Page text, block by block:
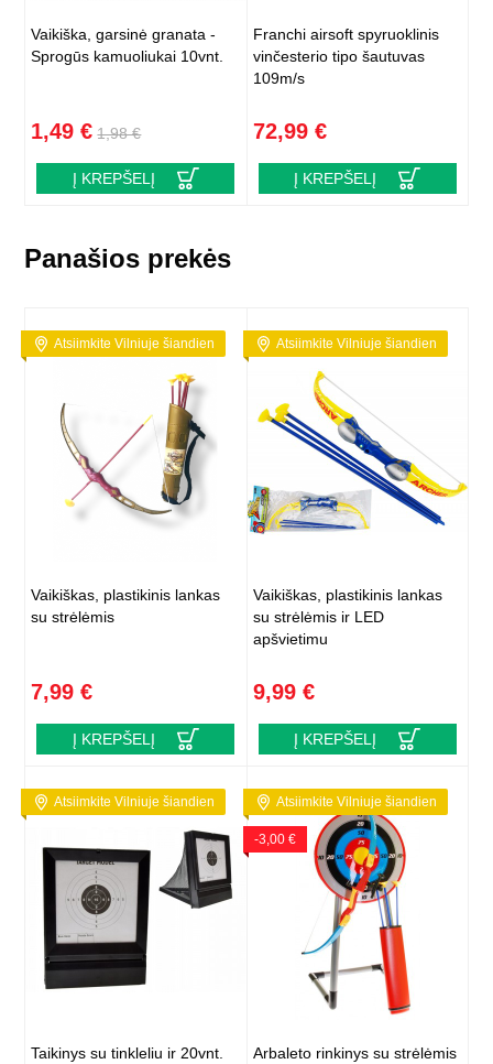
Vaikiška, garsinė granata -
Sprogūs kamuoliukai 10vnt.
1,49 € 1,98 €
Į KREPŠELĮ
Franchi airsoft spyruoklinis
vinčesterio tipo šautuvas
109m/s
72,99 €
Į KREPŠELĮ
Panašios prekės
Atsiimkite Vilniuje šiandien
Vaikiškas, plastikinis lankas
su strėlėmis
7,99 €
Į KREPŠELĮ
Atsiimkite Vilniuje šiandien
Vaikiškas, plastikinis lankas
su strėlėmis ir LED
apšvietimu
9,99 €
Į KREPŠELĮ
Atsiimkite Vilniuje šiandien
Taikinys su tinkleliu ir 20vnt.
Atsiimkite Vilniuje šiandien
-3,00 €
Arbaleto rinkinys su strėlėmis